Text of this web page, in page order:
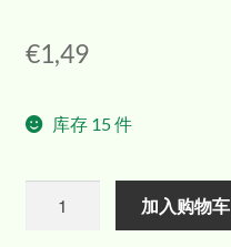
€1,49
库存 15 件
加入购物车